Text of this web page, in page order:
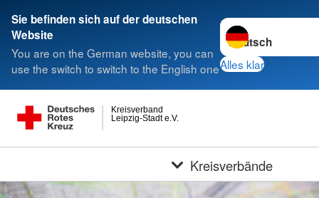
Sie befinden sich auf der deutschen
Website
You are on the German website, you can
use the switch to switch to the English one
Sprache wechseln
Alles klar
Leipzig-Stadt e.V.
Kreisverband
Kreisverbände